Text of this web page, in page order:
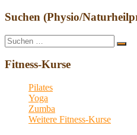
Suchen (Physio/
Suche
nach:
Fitness-Kurse
Pilates
Yoga
Zumba
Weitere Fitness-Kurse